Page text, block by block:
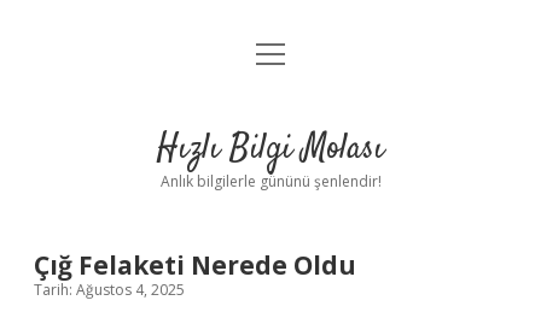
Anasayfa
Yasal Uyarı
menüyü
Hızlı Bilgi Molası
Anlık bilgilerle gününü şenlendir!
Çığ Felaketi Nerede Oldu
Tarih: Ağustos 4, 2025